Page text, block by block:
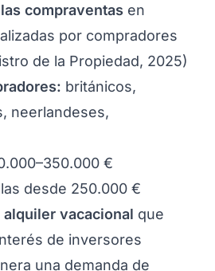
compraventas en
por compradores
de la Propiedad, 2025)
británicos,
neerlandeses,
€
desde 250.000 €
alquiler vacacional que
de inversores
una demanda de